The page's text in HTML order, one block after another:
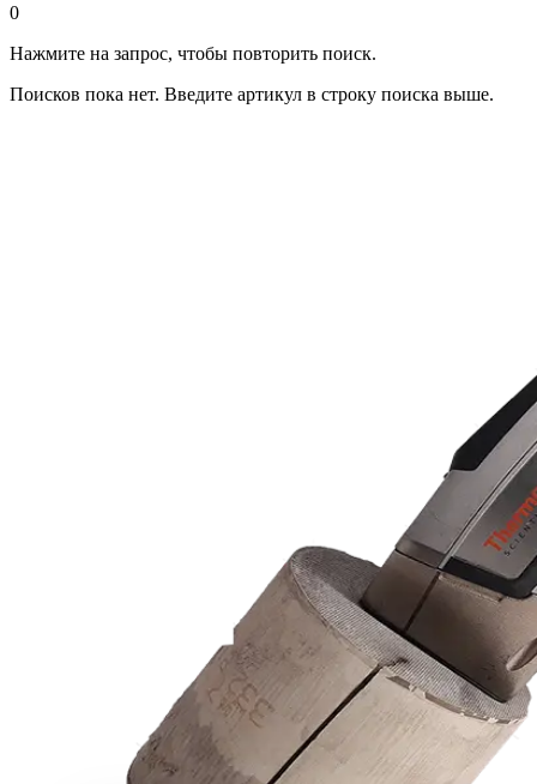
0
Нажмите на запрос, чтобы повторить поиск.
Поисков пока нет. Введите артикул в строку поиска выше.